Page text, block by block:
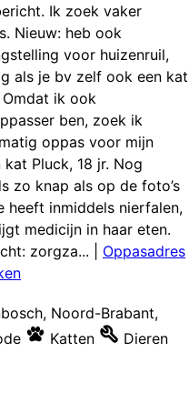
Ik zoek vaker
Nieuw: heb ook
voor huizenruil,
als je bv zelf ook een kat
ik ook
ben, zoek ik
oppas voor mijn
kat Pluck, 18 jr. Nog
zo knap als op de foto’s
heeft inmiddels nierfalen,
medicijn in haar eten.
zorgza...
Oppasadres
Noord-Brabant,
Katten
Dieren